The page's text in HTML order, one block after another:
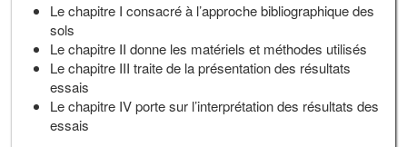
Le chapitre I consacré à l’approche bibliographique des
sols
Le chapitre II donne les matériels et méthodes utilisés
Le chapitre III traite de la présentation des résultats
essais
Le chapitre IV porte sur l’interprétation des résultats des
essais